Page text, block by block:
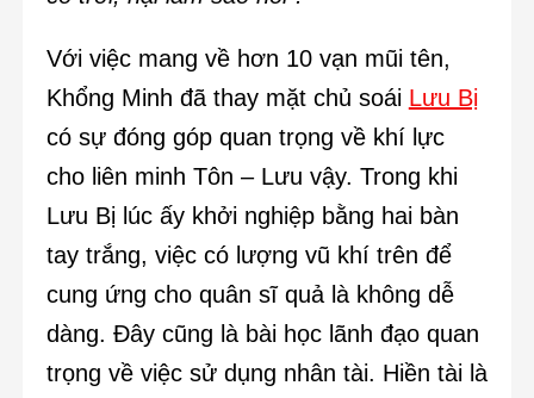
Với việc mang về hơn 10 vạn mũi tên,
Khổng Minh đã thay mặt chủ soái Lưu Bị
có sự đóng góp quan trọng về khí lực
cho liên minh Tôn – Lưu vậy. Trong khi
Lưu Bị lúc ấy khởi nghiệp bằng hai bàn
tay trắng, việc có lượng vũ khí trên để
cung ứng cho quân sĩ quả là không dễ
dàng. Đây cũng là bài học lãnh đạo quan
trọng về việc sử dụng nhân tài. Hiền tài là